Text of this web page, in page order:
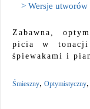
> Wersje utworów
Zabawna,
picia w tonacji
śpiewakami i
Śmieszny, Optymistyczny,